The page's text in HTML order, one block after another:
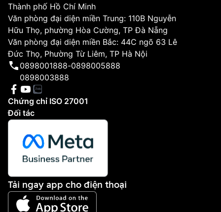
Thành phố Hồ Chí Minh
Văn phòng đại diện miền Trung: 110B Nguyễn
Hữu Thọ, phường Hòa Cường, TP Đà Nẵng
Văn phòng đại diện miền Bắc: 44C ngõ 63 Lê
Đức Thọ, Phường Từ Liêm, TP Hà Nội
0898001888-0898005888
0898003888
Chứng chỉ ISO 27001
Đối tác
Tải ngay app cho điện thoại